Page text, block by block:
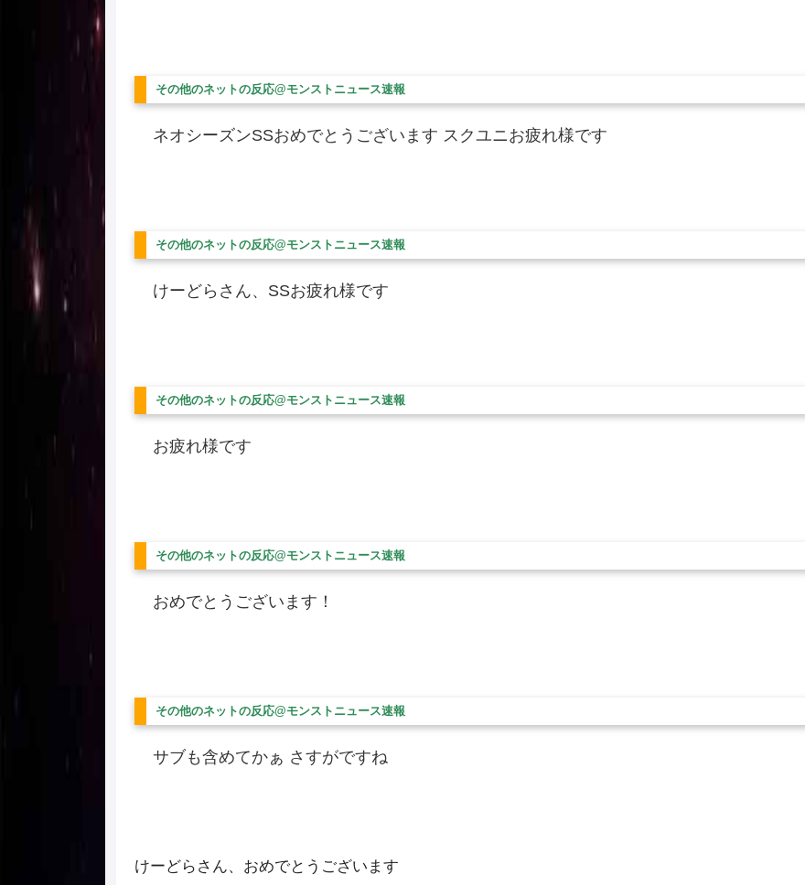
その他のネットの反応@モンストニュース速報
ネオシーズンSSおめでとうございます スクユニお疲れ様です
その他のネットの反応@モンストニュース速報
けーどらさん、SSお疲れ様です
その他のネットの反応@モンストニュース速報
お疲れ様です
その他のネットの反応@モンストニュース速報
おめでとうございます！
その他のネットの反応@モンストニュース速報
サブも含めてかぁ さすがですね
けーどらさん、おめでとうございます